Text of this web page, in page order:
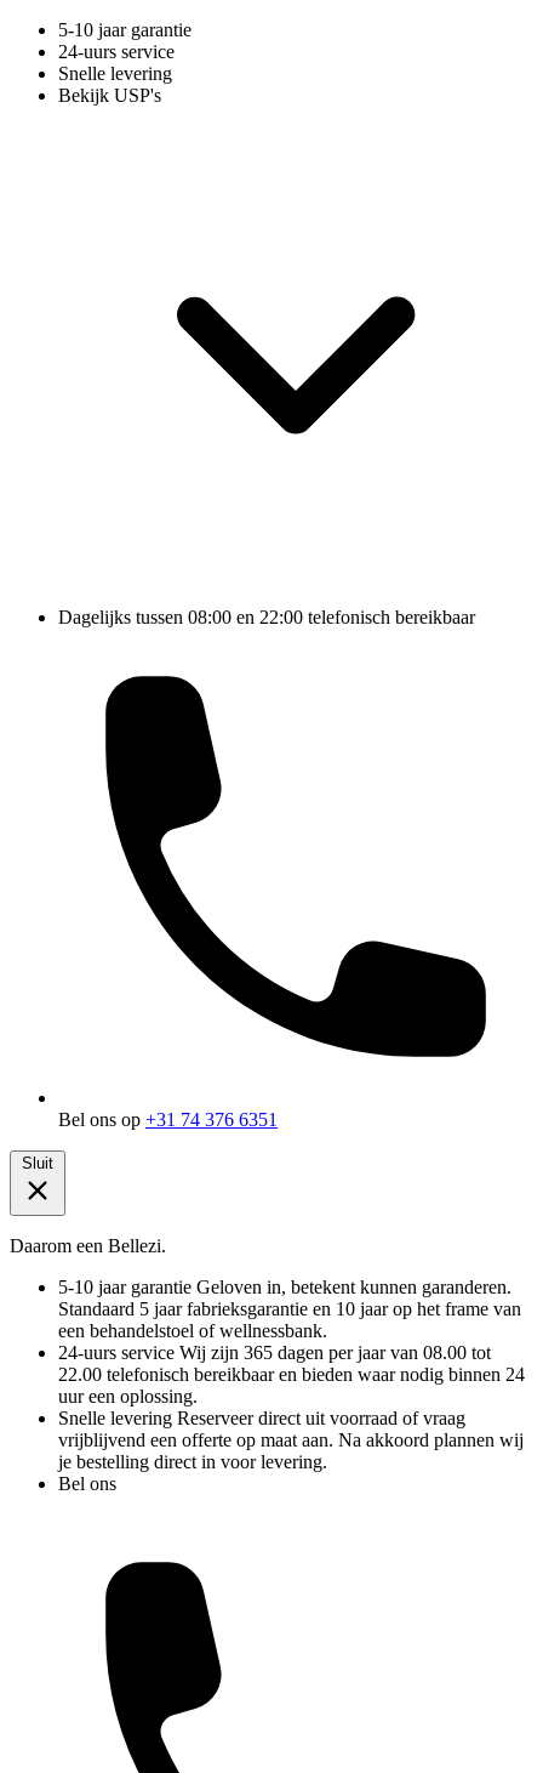
5-10 jaar garantie
24-uurs service
Snelle levering
Bekijk USP's
Dagelijks tussen 08:00 en 22:00 telefonisch bereikbaar
Bel ons op +31 74 376 6351
Sluit
Daarom een Bellezi.
5-10 jaar garantie Geloven in, betekent kunnen garanderen.
Standaard 5 jaar fabrieksgarantie en 10 jaar op het frame van
een behandelstoel of wellnessbank.
24-uurs service Wij zijn 365 dagen per jaar van 08.00 tot
22.00 telefonisch bereikbaar en bieden waar nodig binnen 24
uur een oplossing.
Snelle levering Reserveer direct uit voorraad of vraag
vrijblijvend een offerte op maat aan. Na akkoord plannen wij
je bestelling direct in voor levering.
Bel ons